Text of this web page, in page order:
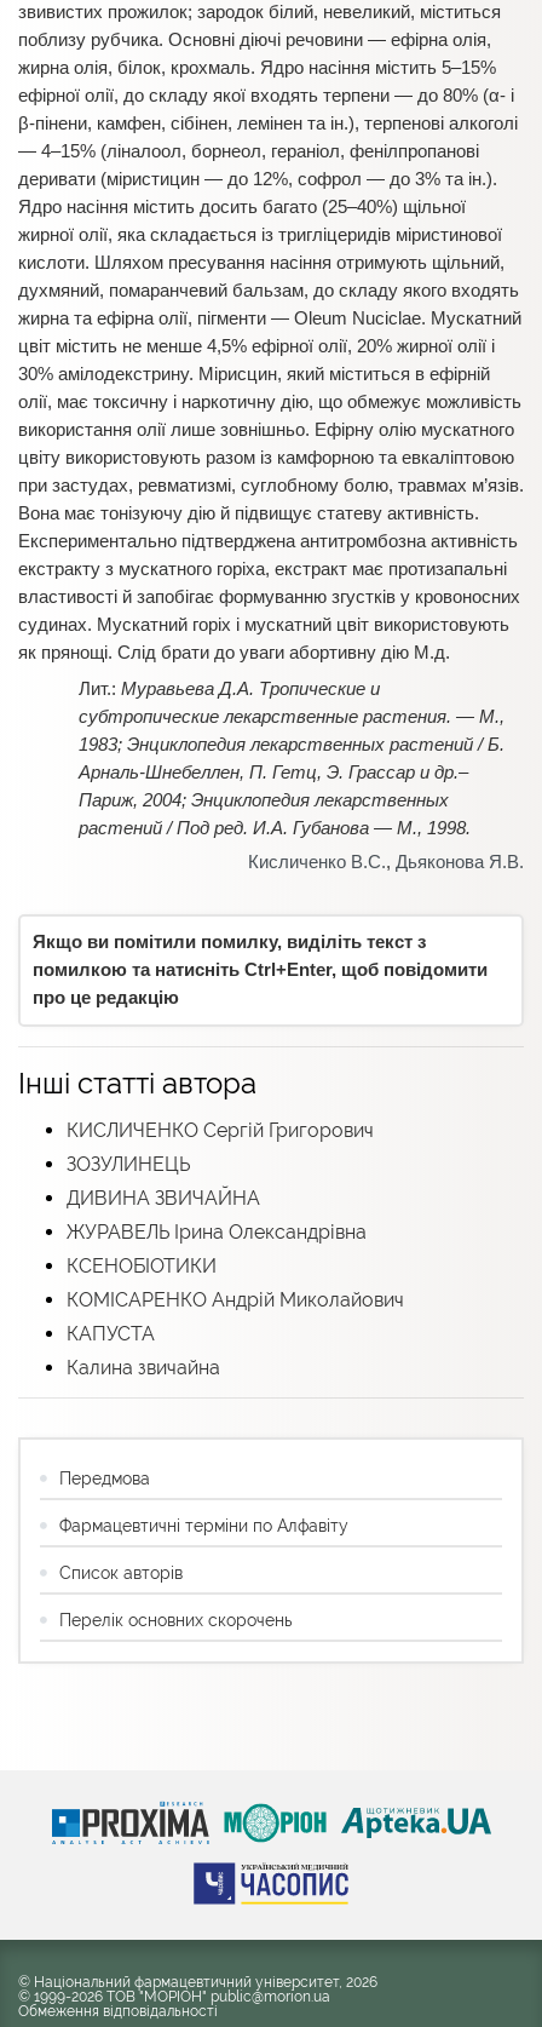
звивистих прожилок; зародок білий, невеликий, міститься
поблизу рубчика. Основні діючі речовини — ефірна олія,
жирна олія, білок, крохмаль. Ядро насіння містить 5–15%
ефірної олії, до складу якої входять терпени — до 80% (α- і
β-пінени, камфен, сібінен, лемінен та ін.), терпенові алкоголі
— 4–15% (ліналоол, борнеол, гераніол, фенілпропанові
деривати (міристицин — до 12%, софрол — до 3% та ін.).
Ядро насіння містить досить багато (25–40%) щільної
жирної олії, яка складається із тригліцеридів міристинової
кислоти. Шляхом пресування насіння отримують щільний,
духмяний, помаранчевий бальзам, до складу якого входять
жирна та ефірна олії, пігменти — Oleum Nuciclae. Мускатний
цвіт містить не менше 4,5% ефірної олії, 20% жирної олії і
30% амілодекстрину. Мірисцин, який міститься в ефірній
олії, має токсичну і наркотичну дію, що обмежує можливість
використання олії лише зовнішньо. Ефірну олію мускатного
цвіту використовують разом із камфорною та евкаліптовою
при застудах, ревматизмі, суглобному болю, травмах м’язів.
Вона має тонізуючу дію й підвищує статеву активність.
Експериментально підтверджена антитромбозна активність
екстракту з мускатного горіха, екстракт має протизапальні
властивості й запобігає формуванню згустків у кровоносних
судинах. Мускатний горіх і мускатний цвіт використовують
як прянощі. Слід брати до уваги абортивну дію М.д.
Муравьева Д.А. Тропические и
субтропические лекарственные растения. — М.,
1983; Энциклопедия лекарственных растений / Б.
Арналь-Шнебеллен, П. Гетц, Э. Грассар и др.–
Париж, 2004; Энциклопедия лекарственных
растений / Под ред. И.А. Губанова — М., 1998.
Кисличенко В.С., Дьяконова Я.В.
Якщо ви помітили помилку, виділіть текст з
помилкою та натисніть Ctrl+Enter, щоб повідомити
про це редакцію
Інші статті автора
КИСЛИЧЕНКО Сергій Григорович
ЗОЗУЛИНЕЦЬ
ДИВИНА ЗВИЧАЙНА
ЖУРАВЕЛЬ Ірина Олександрівна
КСЕНОБІОТИКИ
КОМІСАРЕНКО Андрій Миколайович
КАПУСТА
Калина звичайна
Передмова
Фармацевтичні терміни по Алфавіту
Список авторів
Перелік основних скорочень
© Національний фармацевтичний університет, 2026
© 1999-2026 ТОВ "МОРІОН" public@morion.ua
Обмеження відповідальності